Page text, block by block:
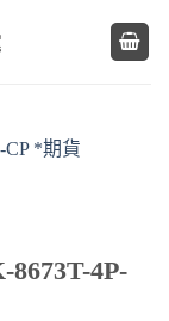
4P-